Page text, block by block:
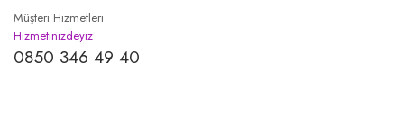
Müşteri Hizmetleri
Hizmetinizdeyiz
0850 346 49 40